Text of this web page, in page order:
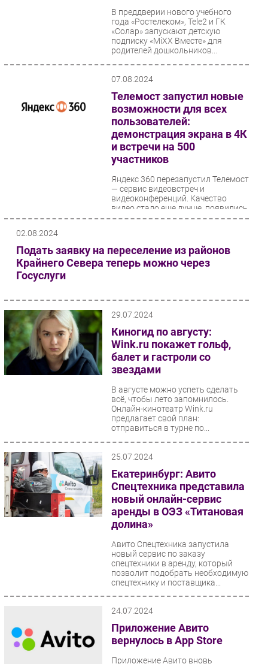
В преддверии нового учебного
года «Ростелеком», Tele2 и ГК
«Солар» запускают детскую
подписку «MiXX Вместе» для
родителей дошкольников...
07.08.2024
Телемост запустил новые
возможности для всех
пользователей:
демонстрация экрана в 4К
и встречи на 500
участников
Яндекс 360 перезапустил Телемост
— сервис видеовстреч и
видеоконференций. Качество
видео стало еще лучше, появились
новые функции,...
02.08.2024
Подать заявку на переселение из районов
Крайнего Севера теперь можно через
Госуслуги
29.07.2024
Киногид по августу:
Wink.ru покажет гольф,
балет и гастроли со
звездами
В августе можно успеть сделать
всё, чтобы лето запомнилось.
Онлайн-кинотеатр Wink.ru
предлагает свой план:
отправиться в турне по...
25.07.2024
Екатеринбург: Авито
Спецтехника представила
новый онлайн-сервис
аренды в ОЭЗ «Титановая
долина»
Авито Спецтехника запустила
новый сервис по заказу
спецтехники в аренду, который
позволит подобрать необходимую
спецтехнику и поставщика...
24.07.2024
Приложение Авито
вернулось в App Store
Приложение Авито вновь